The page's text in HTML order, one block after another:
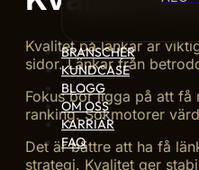
BRANSCHER
KUNDCASE
BLOGG
OM OSS
KARRIÄR
FAQ
Kvalitet på länkar är
sidor. Länkar från
Fokus bör ligga på att få
ranking. Sökmotorer
Det är bättre att ha få
strategi. Kvalitet ger